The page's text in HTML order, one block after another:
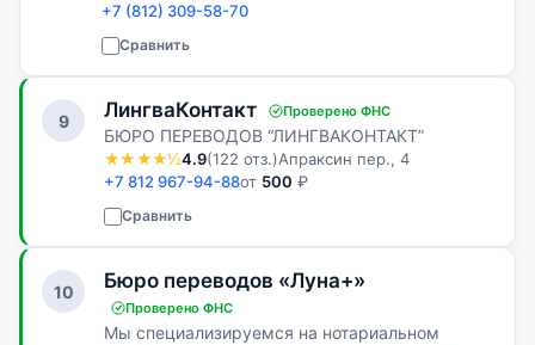
устных переводчиков в любых городах, в том
числе за рубежом. Локализуем сайты, техн…
+7 (812) 309-58-70
Сравнить
9 ЛингваКонтакт Проверено ФНС
БЮРО ПЕРЕВОДОВ “ЛИНГВАКОНТАКТ”
★★★★½4.9(122 отз.)Апраксин пер., 4
+7 812 967-94-88от 500 ₽
Сравнить
10 Бюро переводов «Луна+»
Проверено ФНС
Мы специализируемся на нотариальном